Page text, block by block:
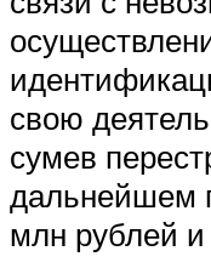
свою
сумев
дальнейшем
млн рублей и